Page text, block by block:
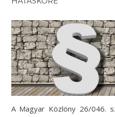
A Magyar Közlöny 26/046.